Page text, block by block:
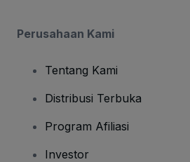
Perusahaan Kami
Tentang Kami
Distribusi Terbuka
Program Afiliasi
Investor